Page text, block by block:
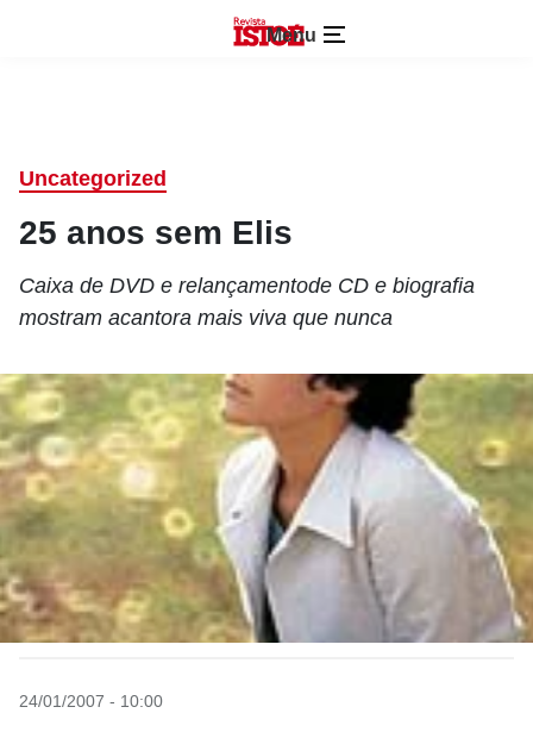
Menu
Uncategorized
25 anos sem Elis
Caixa de DVD e relançamentode CD e biografia
mostram acantora mais viva que nunca
24/01/2007 - 10:00